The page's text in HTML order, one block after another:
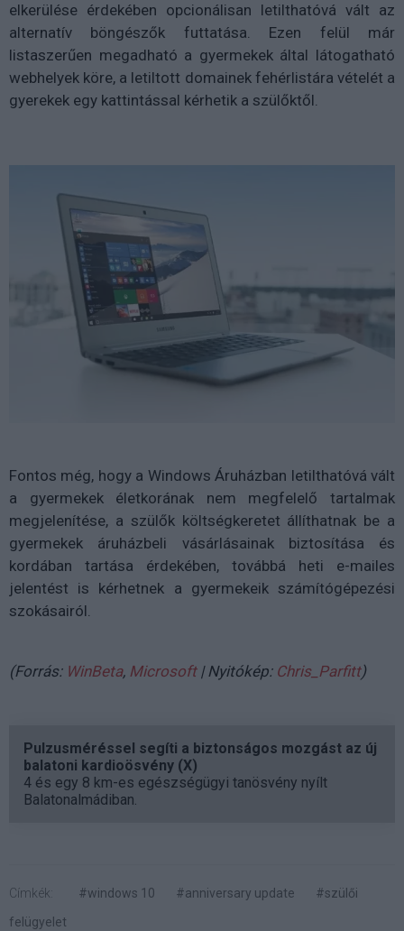
elkerülése érdekében opcionálisan letilthatóvá vált az
alternatív böngészők futtatása. Ezen felül már
listaszerűen megadható a gyermekek által látogatható
webhelyek köre, a letiltott domainek fehérlistára vételét a
gyerekek egy kattintással kérhetik a szülőktől.
Fontos még, hogy a Windows Áruházban letilthatóvá vált
a gyermekek életkorának nem megfelelő tartalmak
megjelenítése, a szülők költségkeretet állíthatnak be a
gyermekek áruházbeli vásárlásainak biztosítása és
kordában tartása érdekében, továbbá heti e-mailes
jelentést is kérhetnek a gyermekeik számítógépezési
szokásairól.
(Forrás: WinBeta, Microsoft| Nyitókép: Chris_Parfitt)
Pulzusméréssel segíti a biztonságos mozgást az új
balatoni kardioösvény (X)
4 és egy 8 km-es egészségügyi tanösvény nyílt
Balatonalmádiban.
Címkék: #windows 10 #anniversary update
#szülői
felügyelet